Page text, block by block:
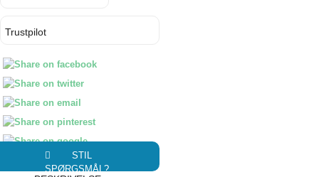
Trustpilot
STIL
SPØRGSMÅL?